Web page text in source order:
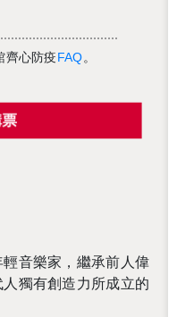
齊心防疫FAQ。
輕音樂家，繼承前人偉
獨有創造力所成立的